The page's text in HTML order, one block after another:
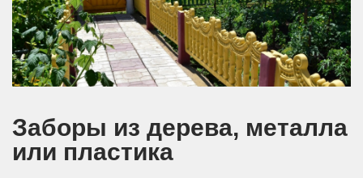
Заборы из дерева, металла
или пластика